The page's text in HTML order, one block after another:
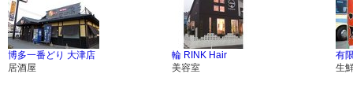
博多一番どり 大津店
居酒屋
輪 RINK Hair
美容室
有
生